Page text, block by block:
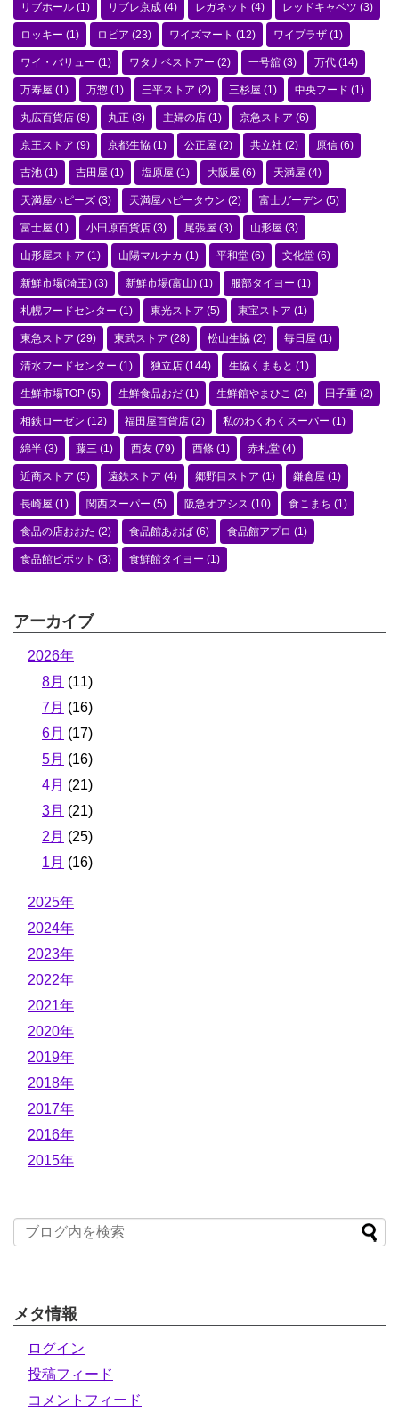
リブホール (1) リブレ京成 (4) レガネット (4) レッドキャベツ (3)
ロッキー (1) ロピア (23) ワイズマート (12) ワイプラザ (1)
ワイ・バリュー (1) ワタナベストアー (2) 一号舘 (3) 万代 (14)
万寿屋 (1) 万惣 (1) 三平ストア (2) 三杉屋 (1) 中央フード (1)
丸広百貨店 (8) 丸正 (3) 主婦の店 (1) 京急ストア (6)
京王ストア (9) 京都生協 (1) 公正屋 (2) 共立社 (2) 原信 (6)
吉池 (1) 吉田屋 (1) 塩原屋 (1) 大阪屋 (6) 天満屋 (4)
天満屋ハピーズ (3) 天満屋ハピータウン (2) 富士ガーデン (5)
富士屋 (1) 小田原百貨店 (3) 尾張屋 (3) 山形屋 (3)
山形屋ストア (1) 山陽マルナカ (1) 平和堂 (6) 文化堂 (6)
新鮮市場(埼玉) (3) 新鮮市場(富山) (1) 服部タイヨー (1)
札幌フードセンター (1) 東光ストア (5) 東宝ストア (1)
東急ストア (29) 東武ストア (28) 松山生協 (2) 毎日屋 (1)
清水フードセンター (1) 独立店 (144) 生協くまもと (1)
生鮮市場TOP (5) 生鮮食品おだ (1) 生鮮館やまひこ (2) 田子重 (2)
相鉄ローゼン (12) 福田屋百貨店 (2) 私のわくわくスーパー (1)
綿半 (3) 藤三 (1) 西友 (79) 西條 (1) 赤札堂 (4)
近商ストア (5) 遠鉄ストア (4) 郷野目ストア (1) 鎌倉屋 (1)
長崎屋 (1) 関西スーパー (5) 阪急オアシス (10) 食こまち (1)
食品の店おおた (2) 食品館あおば (6) 食品館アプロ (1)
食品館ピボット (3) 食鮮館タイヨー (1)
アーカイブ
2026年
8月 (11)
7月 (16)
6月 (17)
5月 (16)
4月 (21)
3月 (21)
2月 (25)
1月 (16)
2025年
2024年
2023年
2022年
2021年
2020年
2019年
2018年
2017年
2016年
2015年
メタ情報
ログイン
投稿フィード
コメントフィード